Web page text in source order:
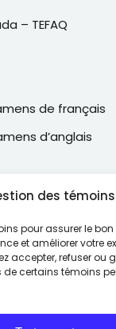
des témoins
pour assurer le
et améliorer votre
accepter, refuser ou
de certains témoins
– TEFAQ
de français
d’anglais